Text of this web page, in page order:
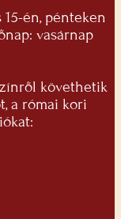
én, pénteken
vasárnap
követhetik
a római kori